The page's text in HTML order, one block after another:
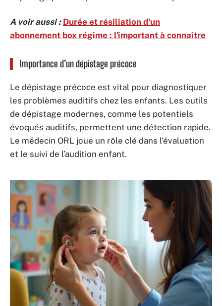
A voir aussi : Durée et résiliation d'un
abonnement box régime : l'important à connaître
Importance d’un dépistage précoce
Le dépistage précoce est vital pour diagnostiquer
les problèmes auditifs chez les enfants. Les outils
de dépistage modernes, comme les potentiels
évoqués auditifs, permettent une détection rapide.
Le médecin ORL joue un rôle clé dans l’évaluation
et le suivi de l’audition enfant.